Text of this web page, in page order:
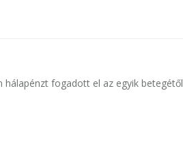
fogadott el az egyik